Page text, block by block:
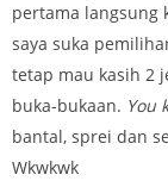
pertama langsung
saya suka
tetap mau kasih 2
buka-bukaan. You
bantal, sprei dan
Wkwkwk